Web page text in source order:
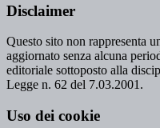
Disclaimer
Questo sito non rappresenta
aggiornato senza alcuna
editoriale sottoposto alla
Legge n. 62 del 7.03.2001.
Uso dei cookie